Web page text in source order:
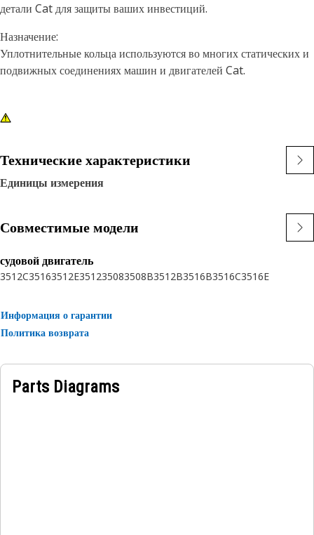
детали Cat для защиты ваших инвестиций.
Назначение:
Уплотнительные кольца используются во многих статических и
подвижных соединениях машин и двигателей Cat.
Технические характеристики
Единицы измерения
Совместимые модели
судовой двигатель
3512C35163512E351235083508B3512B3516B3516C3516E
Информация о гарантии
Политика возврата
Parts Diagrams